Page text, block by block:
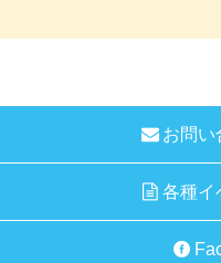
お問い
各種イ